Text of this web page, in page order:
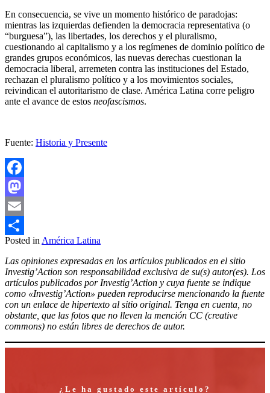
En consecuencia, se vive un momento histórico de paradojas:
mientras las izquierdas defienden la democracia representativa (o
“burguesa”), las libertades, los derechos y el pluralismo,
cuestionando al capitalismo y a los regímenes de dominio político de
grandes grupos económicos, las nuevas derechas cuestionan la
democracia liberal, arremeten contra las instituciones del Estado,
rechazan el pluralismo político y a los movimientos sociales,
reivindican el autoritarismo de clase. América Latina corre peligro
ante el avance de estos neofascismos.
Fuente: Historia y Presente
Facebook
Mastodon
Email
Compartir
Posted in América Latina
Las opiniones expresadas en los artículos publicados en el sitio
Investig’Action son responsabilidad exclusiva de su(s) autor(es). Los
artículos publicados por Investig’Action y cuya fuente se indique
como «Investig’Action» pueden reproducirse mencionando la fuente
con un enlace de hipertexto al sitio original. Tenga en cuenta, no
obstante, que las fotos que no lleven la mención CC (creative
commons) no están libres de derechos de autor.
¿Le ha gustado este artículo?